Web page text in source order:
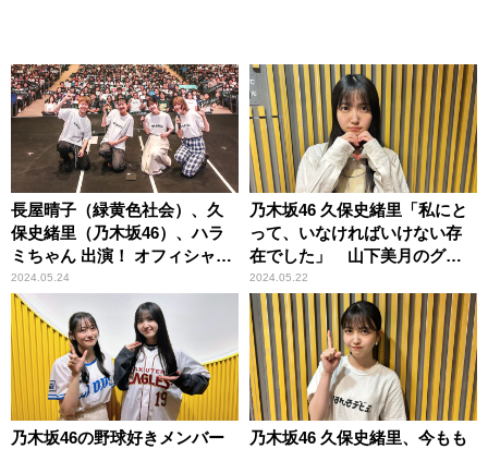
長屋晴子（緑黄色社会）、久
保史緒里（乃木坂46）、ハラ
ミちゃん 出演！ オフィシャル
レポート「緑黄色社会・長屋
晴子の長（OSA）LIVE 2024
Supported by オールナイトニ
ッポン」
2024.05.24
乃木坂46 久保史緒里「私にと
って、いなければいけない存
在でした」 山下美月のグル
ープ卒業への思いを語る
2024.05.22
乃木坂46の野球好きメンバー
乃木坂46 久保史緒里、今もも